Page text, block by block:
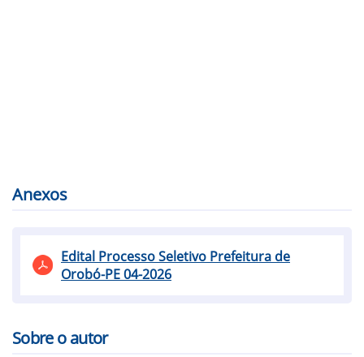
Anexos
Edital Processo Seletivo Prefeitura de
Orobó-PE 04-2026
Sobre o autor